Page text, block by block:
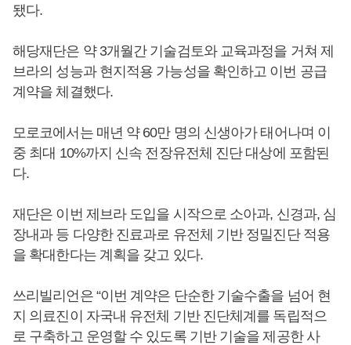
됐다.
해당재단은 약 3개월간 기술검토와 교육과정을 거쳐 제
브라의 성능과 현지적용 가능성을 확인하고 이번 공급
계약을 체결했다.
모로코에서는 매년 약 60만 명의 신생아가 태어나며 이
중 최대 10%까지 신속 전장유전체 진단 대상에 포함된
다.
재단은 이번 제브라 도입을 시작으로 소아과, 신경과, 심
장내과 등 다양한 진료과로 유전체 기반 정밀진단 적용
을 확대한다는 계획을 갖고 있다.
쓰리빌리언은 “이번 계약은 단순한 기술수출을 넘어 현
지 의료진이 자국내 유전체 기반 진단체계를 독립적으
로 구축하고 운영할 수 있도록 기반 기술을 제공한 사